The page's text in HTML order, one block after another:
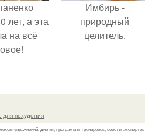
лет, а эта
на всё
Имбирь -
природный
целитель.
похудения
упражнений, диеты, программы тренировок, советы экспертов